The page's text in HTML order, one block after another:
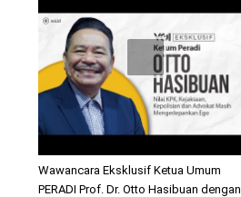
Wawancara Eksklusif Ketua Umum
PERADI Prof. Dr. Otto Hasibuan dengan